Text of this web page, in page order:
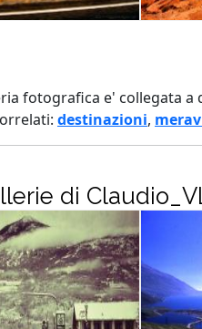
fotografica e' collegata a
destinazioni,
di